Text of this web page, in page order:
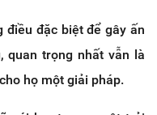
điều đặc biệt để gây ấn
quan trọng nhất vẫn là
họ một giải pháp.